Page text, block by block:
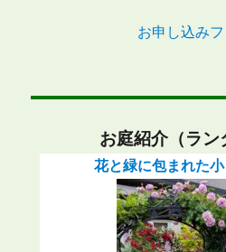
お申し込み
お庭紹介（ラン
花と緑に包まれた